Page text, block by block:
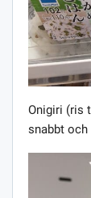
Onigiri (ris
snabbt